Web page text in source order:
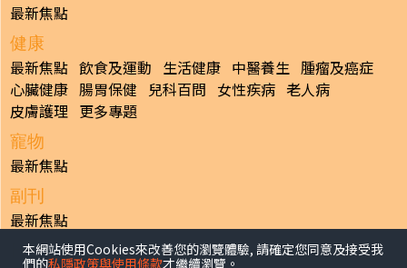
最新焦點
健康
最新焦點 飲食及運動 生活健康 中醫養生 腫瘤及癌症
心臟健康 腸胃保健 兒科百問 女性疾病 老人病
皮膚護理 更多專題
寵物
最新焦點
副刊
最新焦點
日報
本網站使用Cookies來改善您的瀏覽體驗, 請確定您同意及接受我
們的私隱政策與使用條款才繼續瀏覽。